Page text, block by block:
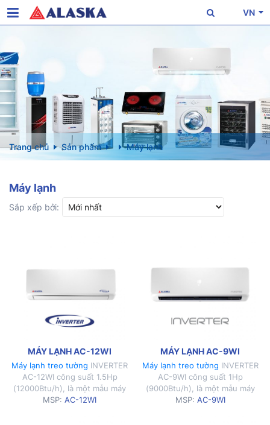
VN
Trang chủ Sản phẩm Máy lạnh
Máy lạnh
Sắp xếp bởi:
MÁY LẠNH AC-12WI
Máy lạnh treo tường INVERTER
AC-12WI công suất 1.5Hp
(12000Btu/h), là một mẫu máy
lạnh hiện đại với thiết kế đẹp
MSP:AC-12WI
MÁY LẠNH AC-9WI
Máy lạnh treo tường INVERTER
AC-9WI công suất 1Hp
(9000Btu/h), là một mẫu máy
lạnh hiện đại với thiết kế đẹp
MSP: AC-9WI